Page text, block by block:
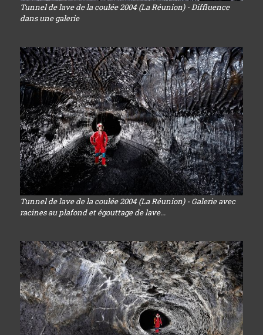
Tunnel de lave de la coulée 2004 (La Réunion) - Diffluence
dans une galerie
Tunnel de lave de la coulée 2004 (La Réunion) - Galerie avec
racines au plafond et égouttage de lave...